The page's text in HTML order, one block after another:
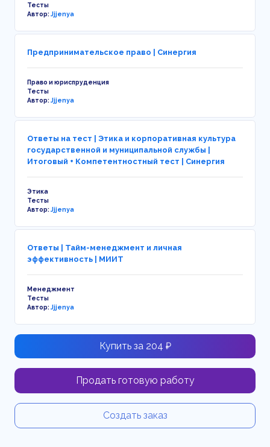
Тесты
Автор:Jjjenya
Предпринимательское право | Синергия
Право и юриспруденция
Тесты
Автор:Jjjenya
Ответы на тест | Этика и корпоративная культура
государственной и муниципальной службы |
Итоговый + Компетентностный тест | Синергия
Этика
Тесты
Автор:Jjjenya
Ответы | Тайм-менеджмент и личная
эффективность | МИИТ
Менеджмент
Тесты
Автор:Jjjenya
Купить за 204 ₽
Продать готовую работу
Создать заказ